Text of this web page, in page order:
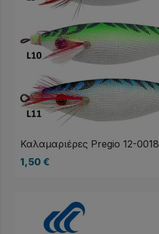
Καλαμαριέρες Pregio 12-0018
1,50 €